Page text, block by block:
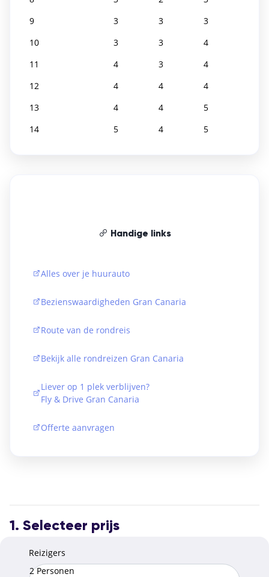
9
3 3
3
10
3 3
4
11
4 3
4
12
4 4
4
13
4 4
5
14
5 4 5
Handige links
Alles over je huurauto
Bezienswaardigheden Gran Canaria
Route van de rondreis
Bekijk alle rondreizen Gran Canaria
Liever op 1 plek verblijven?
Fly & Drive Gran Canaria
Offerte aanvragen
1. Selecteer prijs
Reizigers
2 Personen